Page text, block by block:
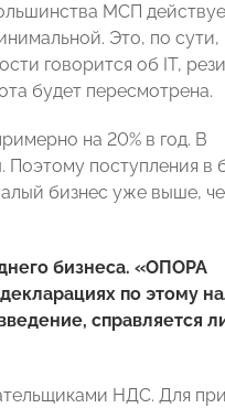
МСП
Это, по сути,
говорится об IT,
будет пересмотрена.
на 20% в год. В
Поэтому поступления в
бизнес уже выше,
бизнеса. «ОПОРА
по этому
справляется
НДС. Для